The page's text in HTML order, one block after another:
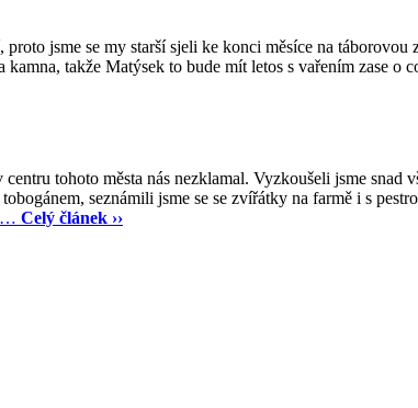
jsme se my starší sjeli ke konci měsíce na
takže Matýsek to bude mít letos s vařením zase o
tohoto města nás nezklamal. Vyzkoušeli jsme
seznámili jsme se se zvířátky na farmě i s
… Celý článek ››